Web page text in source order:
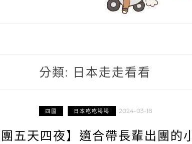
分類: 日本走走看看
四國 日本吃吃喝喝 2024-03-18
團五天四夜】適合帶長輩出團的